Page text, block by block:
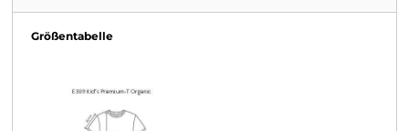
Größentabelle